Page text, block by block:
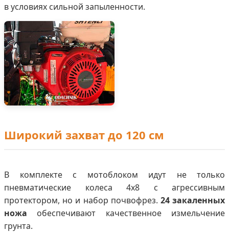
в условиях сильной запыленности.
Широкий захват до 120 см
В комплекте с мотоблоком идут не только
пневматические колеса 4x8 с агрессивным
протектором, но и набор почвофрез. 24 закаленных
ножа обеспечивают качественное измельчение
грунта.